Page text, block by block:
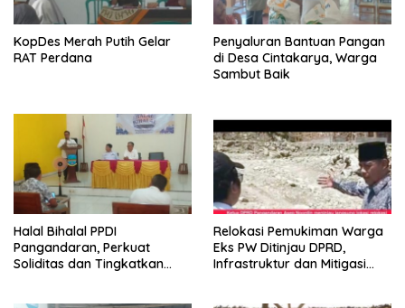
KopDes Merah Putih Gelar
Penyaluran Bantuan Pangan
di Desa Cintakarya, Warga
Sambut Baik
Halal Bihalal PPDI
Pangandaran, Perkuat
Soliditas dan Tingkatkan
Relokasi Pemukiman Warga
Eks PW Ditinjau DPRD,
Infrastruktur dan Mitigasi